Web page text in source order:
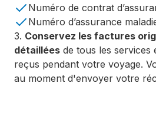
Numéro de contrat
Numéro d’assurance
3. Conservez les factures
détaillées de tous les services
reçus pendant votre voyage.
au moment d'envoyer votre